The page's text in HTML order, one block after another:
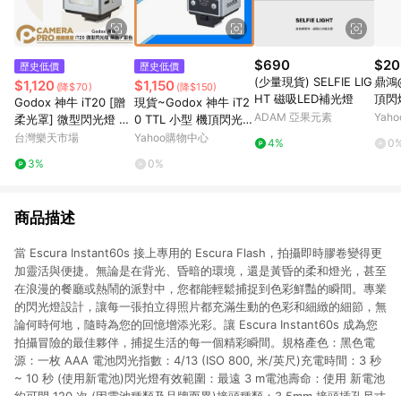
歷史低價
$1,120 (降$70)
Godox 神牛 iT20 [贈
柔光罩] 微型閃光燈 黑
色 銀色 TTL 機頂閃光
◎相機專家◎
台灣樂天市場
3%
歷史低價
$1,150 (降$150)
現貨~Godox 神牛 iT2
0 TTL 小型 機頂閃光燈
公司貨 C/N/F/S/O
Yahoo購物中心
0%
$690
(少量現貨) SELFIE LIG
HT 磁吸LED補光燈
ADAM 亞果元素
4%
$20
鼎鴻
頂閃
保護
商品描述
當 Escura Instant60s 接上專用的 Escura Flash，拍攝即時膠卷變得更
加靈活與便捷。無論是在背光、昏暗的環境，還是黃昏的柔和燈光，甚至
在浪漫的餐廳或熱鬧的派對中，您都能輕鬆捕捉到色彩鮮豔的瞬間。專業
的閃光燈設計，讓每一張拍立得照片都充滿生動的色彩和細緻的細節，無
論何時何地，隨時為您的回憶增添光彩。讓 Escura Instant60s 成為您
拍攝冒險的最佳夥伴，捕捉生活的每一個精彩瞬間。規格產色：黑色電
源：一枚 AAA 電池閃光指數：4/13 (ISO 800, 米/英尺)充電時間：3 秒
~ 10 秒 (使用新電池)閃光燈有效範圍：最遠 3 m電池壽命：使用 新電池